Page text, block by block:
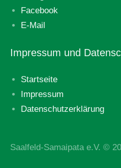
Facebook
E-Mail
Impressum und
Startseite
Impressum
Datenschutzerklärung
Saalfeld-Samaipata e.V. ©